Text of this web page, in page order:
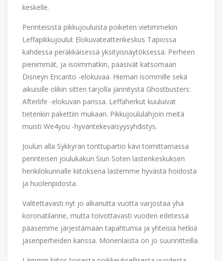
keskelle.
Perinteisistä pikkujouluista poiketen vietimmekin
Leffapikkujoulut Elokuvateatterikeskus Tapiossa
kahdessa peräkkäisessä yksityisnäytöksessä. Perheen
pienimmät, ja isoimmatkin, pääsivät katsomaan
Disneyn Encanto -elokuvaa. Hieman isommille sekä
aikuisille olikin sitten tarjolla jännitystä Ghostbusters:
Afterlife -elokuvan parissa. Leffaherkut kuuluivat
tietenkin pakettiin mukaan. Pikkujoululahjoin meitä
muisti We4you -hyväntekeväisyysyhdistys.
Joulun alla Sykkyrän tonttupartio kävi toimittamassa
perinteisen joulukakun Siun Soten lastenkeskuksen
henkilökunnalle kiitoksena lastemme hyvästä hoidosta
ja huolenpidosta.
Valitettavasti nyt jo alkanutta vuotta varjostaa yhä
koronatilanne, mutta toivottavasti vuoden edetessä
pääsemme järjestämään tapahtumia ja yhteisiä hetkiä
jäsenperheiden kanssa. Monenlaista on jo suunnitteilla.